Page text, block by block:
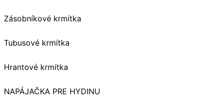
Zásobníkové krmítka
Tubusové krmítka
Hrantové krmítka
NAPÁJAČKA PRE HYDINU